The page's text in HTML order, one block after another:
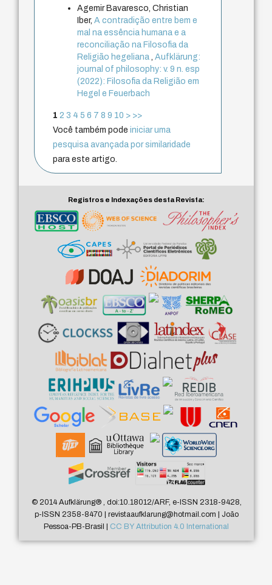
Agemir Bavaresco, Christian
Iber,A contradição entre bem e
mal na essência humana e a
reconciliação na Filosofia da
Religião hegeliana,Aufklärung:
journal of philosophy: v. 9 n. esp
(2022): Filosofia da Religião em
Hegel e Feuerbach
1 2 3 4 5 6 7 8 9 10 > >>
Você também podeiniciar uma
pesquisa avançada por similaridade
para este artigo.
Registros e Indexações desta Revista:
© 2014 Aufklärung®, doi:10.18012/ARF, e-ISSN 2318-9428,
p-ISSN 2358-8470 | revistaaufklarung@hotmail.com | João
Pessoa-PB-Brasil | CC BY Attribution 4.0 International